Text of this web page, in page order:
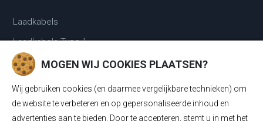
Laadkabels
Laadkabels Type 1
Laadkabels Type 2
Mobiele Thuisladers Type 2 en Type 1
Mobiele Thuisladers Type 1
MOGEN WIJ COOKIES PLAATSEN?
Wij gebruiken cookies (en daarmee vergelijkbare technieken) om
de website te verbeteren en op gepersonaliseerde inhoud en
advertenties aan te bieden. Door te accepteren, stemt u in met het